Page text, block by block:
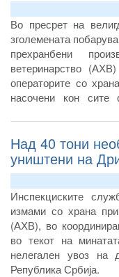
Во пресрет на
зголемената
прехранбени
ветеринарство
операторите со
насочени кон
цел да се спречи
се сузбие
Над 40 тони
уништени на
Инспекциските
измами со храна
(АХВ), во
во текот на
нелегален увоз на
Република Србија.